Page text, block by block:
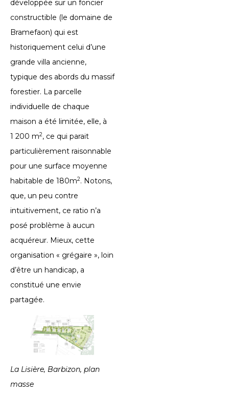
développée sur un foncier
constructible (le domaine de
Bramefaon) qui est
historiquement celui d’une
grande villa ancienne,
typique des abords du massif
forestier. La parcelle
individuelle de chaque
maison a été limitée, elle, à
1 200 m2, ce qui parait
particulièrement raisonnable
pour une surface moyenne
habitable de 180m2. Notons,
que, un peu contre
intuitivement, ce ratio n’a
posé problème à aucun
acquéreur. Mieux, cette
organisation « grégaire », loin
d’être un handicap, a
constitué une envie
partagée.
La Lisière, Barbizon, plan
masse